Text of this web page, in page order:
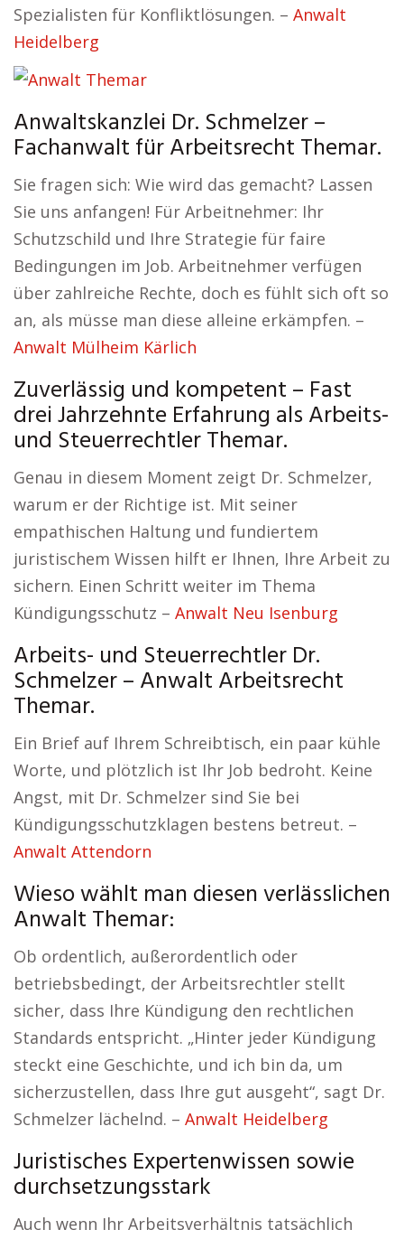
Spezialisten für Konfliktlösungen. – Anwalt
Heidelberg
Anwaltskanzlei Dr. Schmelzer –
Fachanwalt für Arbeitsrecht Themar.
Sie fragen sich: Wie wird das gemacht? Lassen
Sie uns anfangen! Für Arbeitnehmer: Ihr
Schutzschild und Ihre Strategie für faire
Bedingungen im Job. Arbeitnehmer verfügen
über zahlreiche Rechte, doch es fühlt sich oft so
an, als müsse man diese alleine erkämpfen. –
Anwalt Mülheim Kärlich
Zuverlässig und kompetent – Fast
drei Jahrzehnte Erfahrung als Arbeits-
und Steuerrechtler Themar.
Genau in diesem Moment zeigt Dr. Schmelzer,
warum er der Richtige ist. Mit seiner
empathischen Haltung und fundiertem
juristischem Wissen hilft er Ihnen, Ihre Arbeit zu
sichern. Einen Schritt weiter im Thema
Kündigungsschutz – Anwalt Neu Isenburg
Arbeits- und Steuerrechtler Dr.
Schmelzer – Anwalt Arbeitsrecht
Themar.
Ein Brief auf Ihrem Schreibtisch, ein paar kühle
Worte, und plötzlich ist Ihr Job bedroht. Keine
Angst, mit Dr. Schmelzer sind Sie bei
Kündigungsschutzklagen bestens betreut. –
Anwalt Attendorn
Wieso wählt man diesen verlässlichen
Anwalt Themar:
Ob ordentlich, außerordentlich oder
betriebsbedingt, der Arbeitsrechtler stellt
sicher, dass Ihre Kündigung den rechtlichen
Standards entspricht. „Hinter jeder Kündigung
steckt eine Geschichte, und ich bin da, um
sicherzustellen, dass Ihre gut ausgeht“, sagt Dr.
Schmelzer lächelnd. – Anwalt Heidelberg
Juristisches Expertenwissen sowie
durchsetzungsstark
Auch wenn Ihr Arbeitsverhältnis tatsächlich